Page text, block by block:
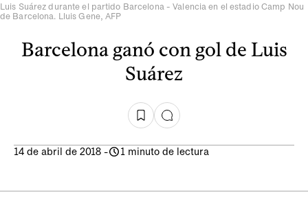
Luis Suárez durante el partido Barcelona - Valencia en el estadio Camp Nou
de Barcelona. Lluis Gene, AFP
Barcelona ganó con gol de Luis
Suárez
14 de abril de 2018 - 1 minuto de lectura